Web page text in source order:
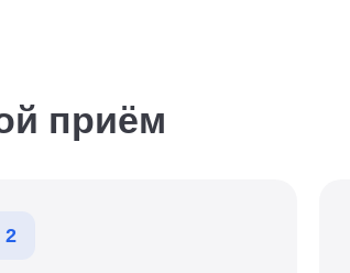
приём
2